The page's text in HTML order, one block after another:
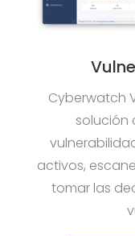
Cyberwatch
solución
activos,
tomar las